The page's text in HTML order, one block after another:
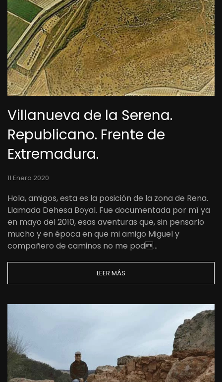
Villanueva de la Serena.
Republicano. Frente de
Extremadura.
11 Enero 2020
Hola, amigos, esta es la posición de la zona de Rena.
Llamada Dehesa Boyal. Fue documentada por mí ya
en mayo del 2010, esas aventuras que, sin pensarlo
mucho y en época en que mi amigo Miguel y
compañero de caminos no me pod…
LEER MÁS